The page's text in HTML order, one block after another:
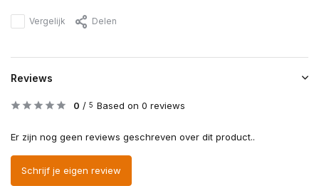
Vergelijk Delen
Reviews
0 / 5 Based on 0 reviews
Er zijn nog geen reviews geschreven over dit product..
Schrijf je eigen review